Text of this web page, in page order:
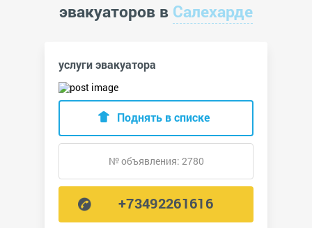
эвакуаторов в Салехарде
услуги эвакуатора
Поднять в списке
№ объявления: 2780
+73492261616